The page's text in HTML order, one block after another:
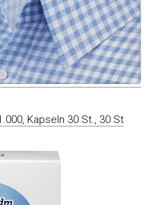
Kapseln 30 St., 30 St